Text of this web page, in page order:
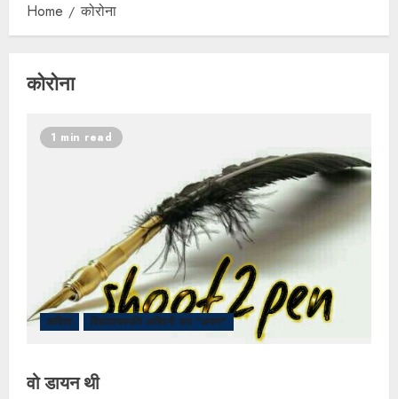
Home कोरोना
कोरोना
1 min read
कविता विद्यावाचस्पति अश्विनी राय "अरुण"
वो डायन थी